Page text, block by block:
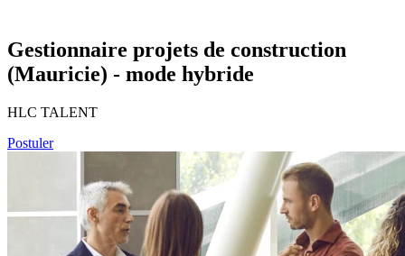
Gestionnaire projets de construction
(Mauricie) - mode hybride
HLC TALENT
Postuler